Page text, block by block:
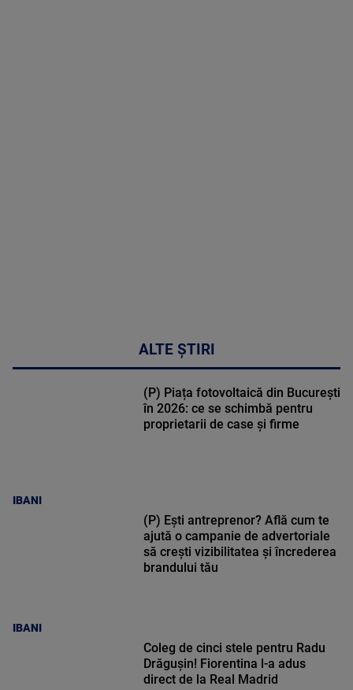
ALTE ȘTIRI
IBANI
(P) Piața fotovoltaică din București
în 2026: ce se schimbă pentru
proprietarii de case și firme
IBANI
(P) Ești antreprenor? Află cum te
ajută o campanie de advertoriale
să crești vizibilitatea și încrederea
brandului tău
Coleg de cinci stele pentru Radu
Drăgușin! Fiorentina l-a adus
direct de la Real Madrid